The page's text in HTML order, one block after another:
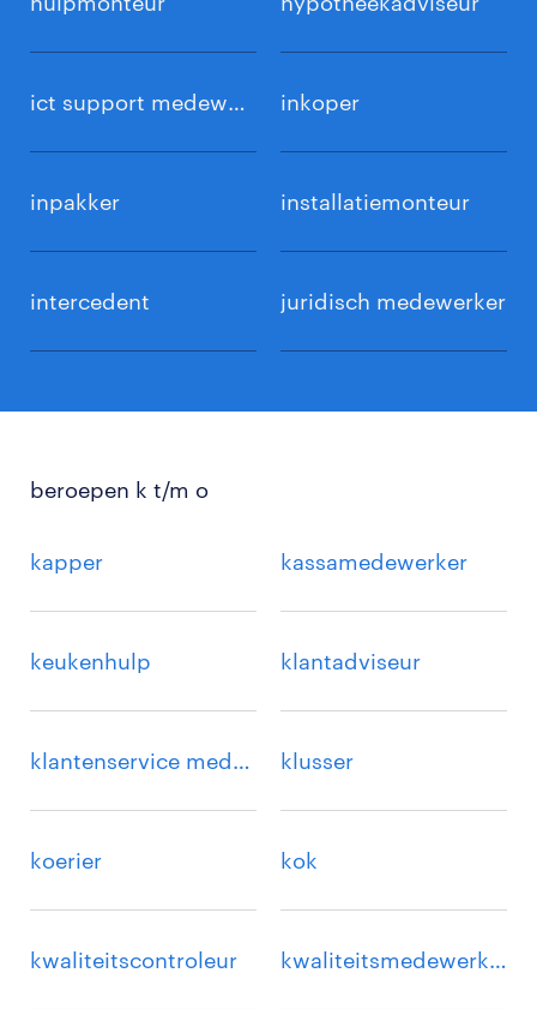
ict support medewerker inkoper
inpakker installatiemonteur
intercedent juridisch medewerker
beroepen k t/m o
kapper kassamedewerker
keukenhulp klantadviseur
klantenservice medewerker klusser
koerier kok
kwaliteitscontroleur kwaliteitsmedewerker